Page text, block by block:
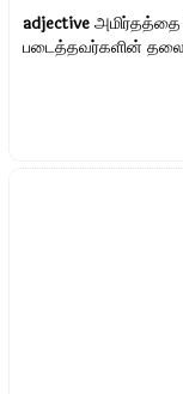
adjective
படைத்தவர்களின் தலை